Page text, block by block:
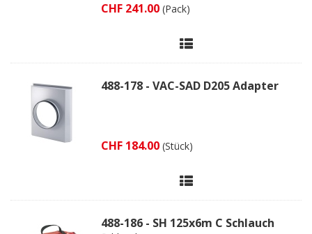
CHF 241.00 (Pack)
488-178 - VAC-SAD D205 Adapter
CHF 184.00 (Stück)
488-186 - SH 125x6m C Schlauch